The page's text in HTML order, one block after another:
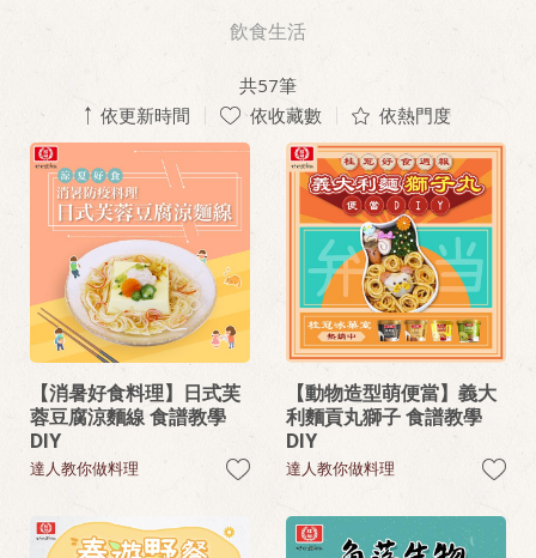
飲食生活
共57筆
依更新時間
依收藏數 依熱門度
【消暑好食料理】日式芙
蓉豆腐涼麵線 食譜教學
DIY
達人教你做料理
【動物造型萌便當】義大
利麵貢丸獅子 食譜教學
DIY
達人教你做料理